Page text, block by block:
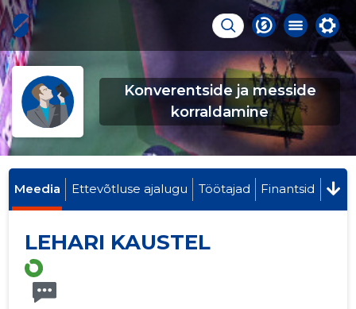
Konverentside ja messide
korraldamine
Meedia Ettevõtluse ajalugu Töötajad Finantsid
LEHARI KAUSTEL